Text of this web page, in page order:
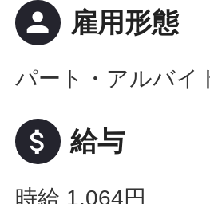
person 雇用形態
パート・アルバイ
attach_money 給与
時給 1,064円